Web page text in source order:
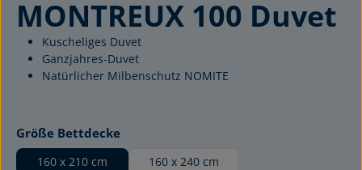
MONTREUX 100 Duvet
Kuscheliges Duvet
Ganzjahres-Duvet
Natürlicher Milbenschutz NOMITE
Größe Bettdeckeauswählen
160 x 210 cm
160 x 240 cm